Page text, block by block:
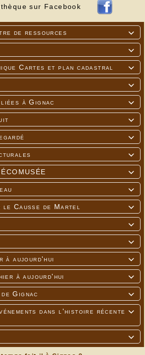
sur Facebook

de ressources


Cartes et plan cadastral


à Gignac






Causse de Martel



à aujourd'hui

à aujourd'hui

Gignac

dans l'histoire récente
